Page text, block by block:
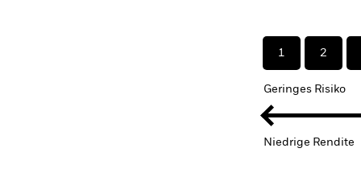
1 2
Geringes Risiko
Niedrige Rendite